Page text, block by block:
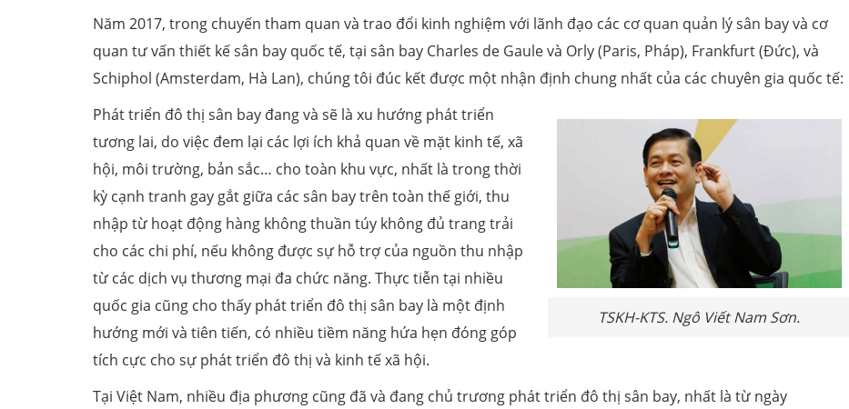
Năm 2017, trong chuyến tham quan và trao đổi kinh nghiệm với lãnh đạo các cơ quan quản lý sân bay và cơ
quan tư vấn thiết kế sân bay quốc tế, tại sân bay Charles de Gaule và Orly (Paris, Pháp), Frankfurt (Đức), và
Schiphol (Amsterdam, Hà Lan), chúng tôi đúc kết được một nhận định chung nhất của các chuyên gia quốc tế:
TSKH-KTS. Ngô Viết Nam Sơn.
Phát triển đô thị sân bay đang và sẽ là xu hướng phát triển
tương lai, do việc đem lại các lợi ích khả quan về mặt kinh tế, xã
hội, môi trường, bản sắc… cho toàn khu vực, nhất là trong thời
kỳ cạnh tranh gay gắt giữa các sân bay trên toàn thế giới, thu
nhập từ hoạt động hàng không thuần túy không đủ trang trải
cho các chi phí, nếu không được sự hỗ trợ của nguồn thu nhập
từ các dịch vụ thương mại đa chức năng. Thực tiễn tại nhiều
quốc gia cũng cho thấy phát triển đô thị sân bay là một định
hướng mới và tiên tiến, có nhiều tiềm năng hứa hẹn đóng góp
tích cực cho sự phát triển đô thị và kinh tế xã hội.
Tại Việt Nam, nhiều địa phương cũng đã và đang chủ trương phát triển đô thị sân bay, nhất là từ ngày